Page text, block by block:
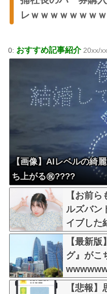
レｗｗｗｗｗｗｗ
0: おすすめ記事紹介20xx/
【画像】AIレベルの綺
ち上がる㊗????
【お前
ルズバン
イブした
お気持ち
【最新
グ』が
【悲報